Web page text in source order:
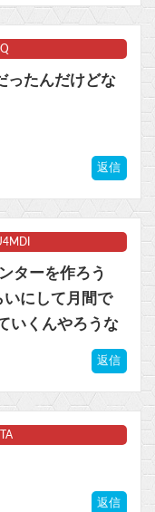
ったんだけどな
返信
ターを作ろう
いにして月間で
いくんやろうな
返信
返信